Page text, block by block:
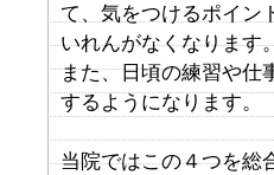
て、気をつけるポイン
いれんがなくなります
また、日頃の練習や仕
するようになります。
当院ではこの４つを総